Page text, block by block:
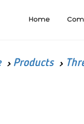
Home
Products